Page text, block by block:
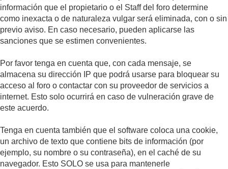
información que el propietario o el Staff del foro determine
como inexacta o de naturaleza vulgar será eliminada, con o sin
previo aviso. En caso necesario, pueden aplicarse las
sanciones que se estimen convenientes.
Por favor tenga en cuenta que, con cada mensaje, se
almacena su dirección IP que podrá usarse para bloquear su
acceso al foro o contactar con su proveedor de servicios a
internet. Esto solo ocurrirá en caso de vulneración grave de
este acuerdo.
Tenga en cuenta también que el software coloca una cookie,
un archivo de texto que contiene bits de información (por
ejemplo, su nombre o su contraseña), en el caché de su
navegador. Esto SOLO se usa para mantenerle